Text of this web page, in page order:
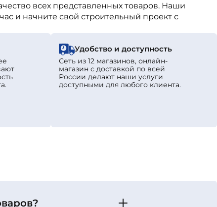
всех представленных товаров. Наши
и начните свой строительный проект с
Удобство и доступность
Сеть из 12 магазинов, онлайн-
магазин с доставкой по всей
России делают наши услуги
доступными для любого клиента.